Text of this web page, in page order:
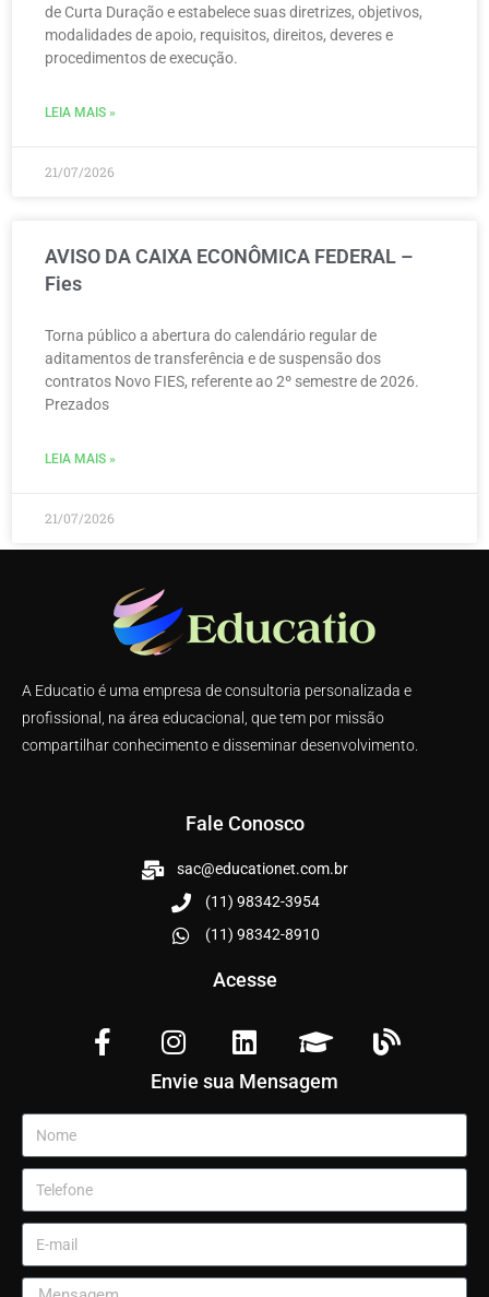
de Curta Duração e estabelece suas diretrizes, objetivos,
modalidades de apoio, requisitos, direitos, deveres e
procedimentos de execução.
LEIA MAIS »
21/07/2026
AVISO DA CAIXA ECONÔMICA FEDERAL –
Fies
Torna público a abertura do calendário regular de
aditamentos de transferência e de suspensão dos
contratos Novo FIES, referente ao 2º semestre de 2026.
Prezados
LEIA MAIS »
21/07/2026
A Educatio é uma empresa de consultoria personalizada e
profissional, na área educacional, que tem por missão
compartilhar conhecimento e disseminar desenvolvimento.
Fale Conosco
sac@educationet.com.br
(11) 98342-3954
(11) 98342-8910
Acesse
Envie sua Mensagem